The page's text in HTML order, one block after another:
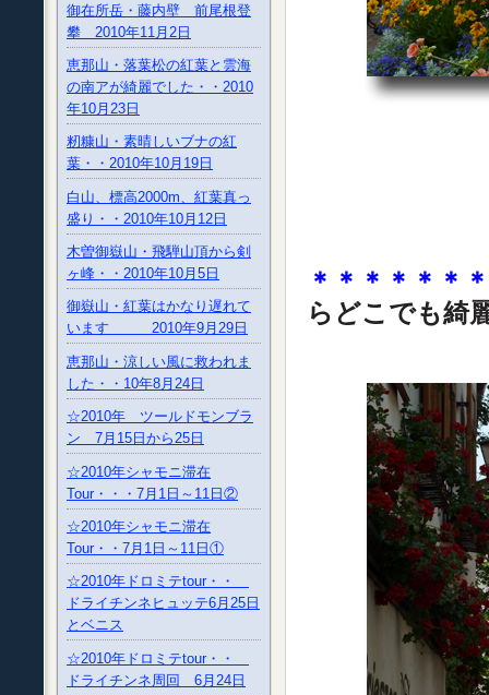
御在所岳・藤内壁 前尾根登
攀 2010年11月2日
恵那山・落葉松の紅葉と雲海
の南アが綺麗でした・・2010
年10月23日
籾糠山・素晴しいブナの紅
葉・・2010年10月19日
白山、標高2000m、紅葉真っ
盛り・・2010年10月12日
木曽御嶽山・飛騨山頂から剣
ヶ峰・・2010年10月5日
御嶽山・紅葉はかなり遅れて
います 2010年9月29日
恵那山・涼しい風に救われま
した・・10年8月24日
☆2010年 ツールドモンブラ
ン 7月15日から25日
☆2010年シャモニ滞在
Tour・・・7月1日～11日②
☆2010年シャモニ滞在
Tour・・7月1日～11日①
☆2010年ドロミテtour・・
ドライチンネヒュッテ6月25日
とベニス
☆2010年ドロミテtour・・
ドライチンネ周回 6月24日
＊＊＊＊＊
らどこでも綺